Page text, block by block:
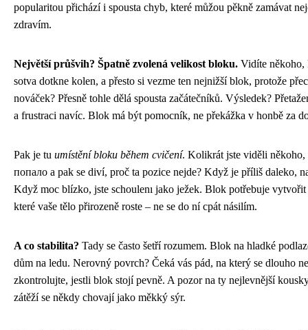
popularitou přichází i spousta chyb, které můžou pěkně zamávat
zdravím.
Největší průšvih? Špatně zvolená velikost bloku. Vidíte někoho,
sotva dotkne kolen, a přesto si vezme ten nejnižší blok, protože
nováček? Přesně tohle dělá spousta začátečníků. Výsledek?
a frustraci navíc. Blok má být pomocník, ne překážka v honbě za
Pak je tu umístění bloku během cvičení. Kolikrát jste viděli
попало a pak se diví, proč ta pozice nejde? Když je příliš daleko,
Když moc blízko, jste schoulenı jako ježek. Blok potřebuje
které vaše tělo přirozeně roste – ne se do ní cpát násilím.
A co stabilita? Tady se často šetří rozumem. Blok na hladké
dům na ledu. Nerovný povrch? Čeká vás pád, na který se dlouho
zkontrolujte, jestli blok stojí pevně. A pozor na ty nejlevnější
zátěží se někdy chovají jako měkký sýr.